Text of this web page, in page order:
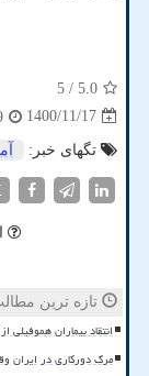
5.0
/ 5
1400/11/17
تگهای خبر:
تازه ترین
انتقاد بیماران
مرگ دورکاری در ایران